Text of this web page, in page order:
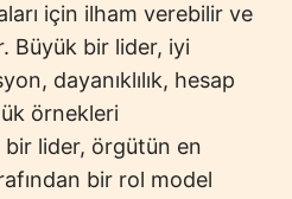
için ilham verebilir ve
Büyük bir lider, iyi
dayanıklılık, hesap
örnekleri
bir lider, örgütün en
bir rol model